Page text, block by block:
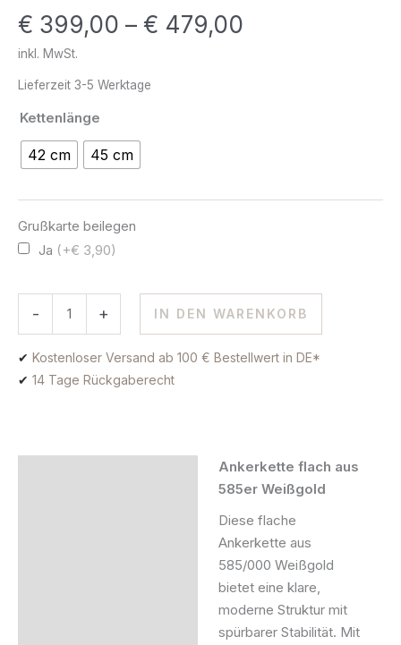
€ 399,00 – € 479,00
inkl. MwSt.
Lieferzeit 3-5 Werktage
Kettenlänge
42 cm 45 cm
Grußkarte beilegen
Ja (+€ 3,90)
-
Weißgold
Menge
+ IN DEN WARENKORB
✔ Kostenloser Versand ab 100 € Bestellwert in DE*
✔ 14 Tage Rückgaberecht
Ankerkette flach aus
585er Weißgold
Diese flache
Ankerkette aus
585/000 Weißgold
bietet eine klare,
moderne Struktur mit
spürbarer Stabilität. Mit